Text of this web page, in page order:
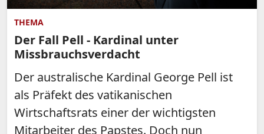
THEMA
Der Fall Pell - Kardinal unter
Missbrauchsverdacht
Der australische Kardinal George Pell ist
als Präfekt des vatikanischen
Wirtschaftsrats einer der wichtigsten
Mitarbeiter des Papstes. Doch nun